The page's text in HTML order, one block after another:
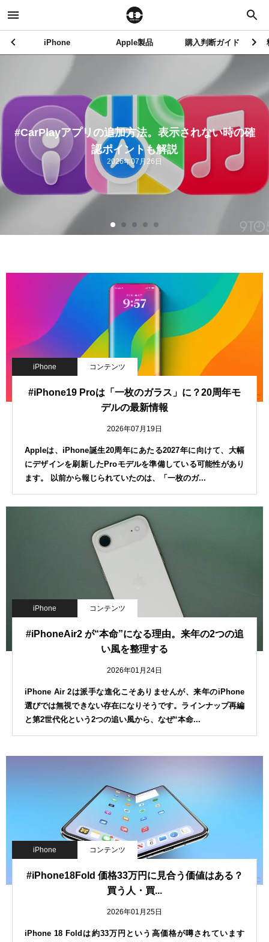
iPhone Apple製品 購入判断ガイド
#CarPlay対応アプリは120以上。日本で使いやす
い定番を厳選
2026年07月25日
iPhone コンテンツ
#iPhone19 Proは「一枚のガラス」に？20周年モ
デルの最新情報
2026年07月19日
Appleは、iPhone誕生20周年にあたる2027年に向けて、大幅
にデザインを刷新したProモデルを準備している可能性があり
ます。 以前から報じられていたのは、「一枚のガ...
iPhone コンテンツ
#iPhoneAir2 が“本命”になる理由。来年の2つの追
い風を整理する
2026年01月24日
iPhone Air 2は派手な進化こそありませんが、来年のiPhone
選びでは無視できない存在になりそうです。ラインナップ再編
と第2世代化という2つの追い風から、なぜ“本命...
iPhone コンテンツ
#iPhone18Fold 価格33万円に見合う価値はある？
買う人・買...
2026年01月25日
iPhone 18 Foldは約33万円という高価格が噂されています